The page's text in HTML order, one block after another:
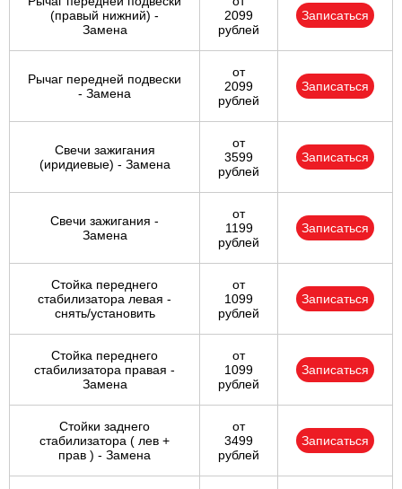
(правый нижний) -
Замена
2099
рублей
Записаться
Рычаг передней подвески
- Замена
от
2099
рублей
Записаться
Свечи зажигания
(иридиевые) - Замена
от
3599
рублей
Записаться
Свечи зажигания -
Замена
от
1199
рублей
Записаться
Стойка переднего
стабилизатора левая -
снять/установить
от
1099
рублей
Записаться
Стойка переднего
стабилизатора правая -
Замена
от
1099
рублей
Записаться
Стойки заднего
стабилизатора ( лев +
прав ) - Замена
от
3499
рублей
Записаться